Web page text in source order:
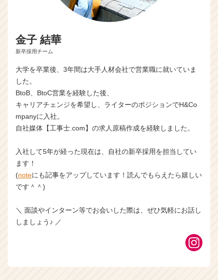
金子 結華
新卒採用チーム
大学を卒業後、3年間は大手人材会社で営業職に就いていま
した。
BtoB、BtoC営業を経験した後、
キャリアチェンジを希望し、ライターのポジションでH&Co
mpanyに入社。
自社媒体【工事士.com】の求人原稿作成を経験しました。
入社して5年が経った現在は、自社の新卒採用を担当してい
ます！
(noteにも記事をアップしています！読んでもらえたら嬉しい
です＾＾)
＼ 面談やインターン等でお会いした際は、ぜひ気軽にお話し
しましょう♪ ／